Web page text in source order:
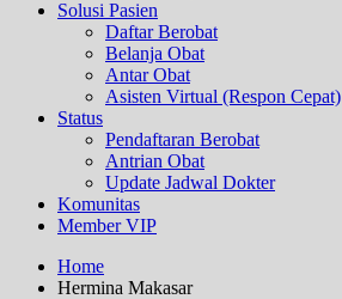
Solusi Pasien
Daftar Berobat
Belanja Obat
Antar Obat
Asisten Virtual (Respon Cepat)
Status
Pendaftaran Berobat
Antrian Obat
Update Jadwal Dokter
Komunitas
Member VIP
Home
Hermina Makasar